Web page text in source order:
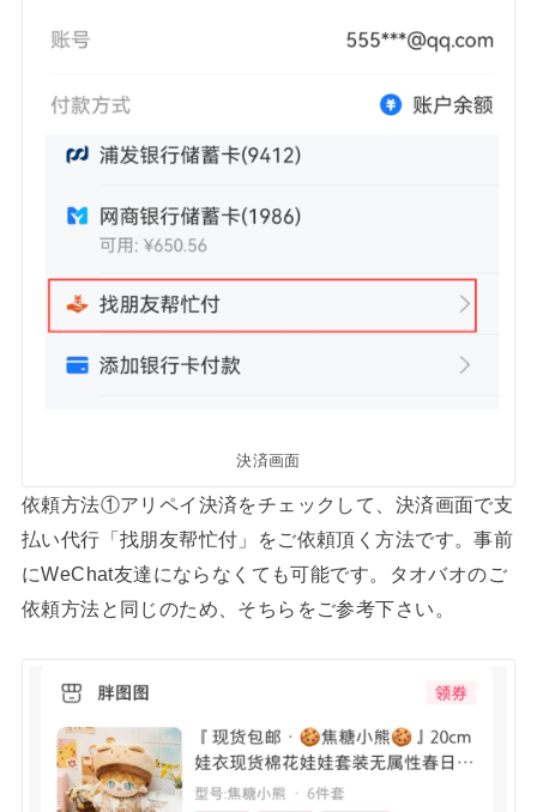
決済画面
依頼方法①アリペイ決済をチェックして、決済画面で支
払い代行「找朋友帮忙付」をご依頼頂く方法です。事前
にWeChat友達にならなくても可能です。タオバオのご
依頼方法と同じのため、そちらをご参考下さい。